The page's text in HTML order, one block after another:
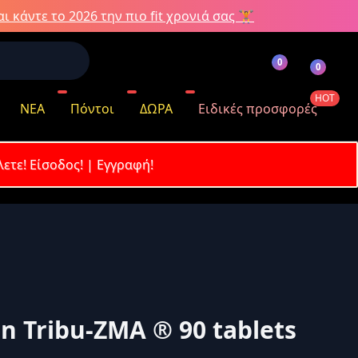
κάντε το 2026 την πιο fit χρονιά σας 🏋️
0 0
ΝΕΑ Πόντοι ΔΩΡΑ Ειδικές προσφορές
HOT
Είσοδος! | Εγγραφή!
Tribu-ZMA ® 90 tablets
σας;